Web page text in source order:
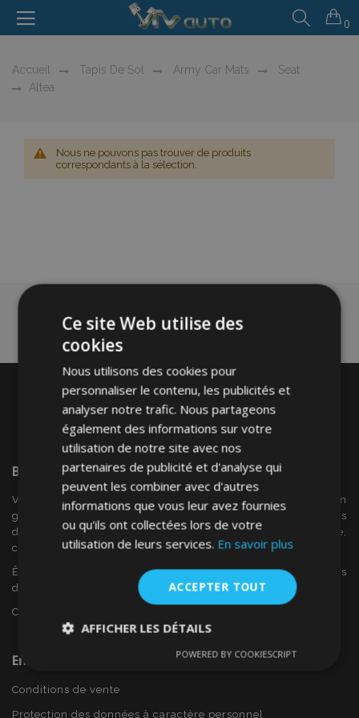
0
Accueil Tapis De Sol Army Car Mats
Seat
Altea
Nous ne pouvons pas trouver de produits
correspondants à la sélection.
Bienvenue SurVTVAuto
VTV voiture est un détaillant européen et fournisseur en
gros d'accessoires automobiles tels que:. les enjoliveurs, les
déflecteurs de vent, housses de siège, tapis de voiture,
couvertures de chrome et cadres ...
Êtes-vous intéressé par dropshipping ou voulez-vous
devenir notre partenaire?
Contactez-nous dès aujourd'hui!
En Savoir Plus Sur VTVAuto
Conditions de vente
Protection des données à caractère personnel
Ce site Web utilise des
cookies
Nous utilisons des cookies pour
personnaliser le contenu, les publicités et
analyser notre trafic. Nous partageons
également des informations sur votre
utilisation de notre site avec nos
partenaires de publicité et d'analyse qui
peuvent les combiner avec d'autres
informations que vous leur avez fournies
ou qu'ils ont collectées lors de votre
utilisation de leurs services. En savoir plus
ACCEPTER TOUT
AFFICHER LES DÉTAILS
Performance Ciblage
POWERED BY COOKIESCRIPT